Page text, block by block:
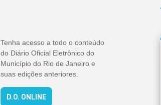
Tenha acesso a todo o conteúdo
do Diário Oficial Eletrônico do
Município do Rio de Janeiro e
suas edições anteriores.
D.O. ONLINE